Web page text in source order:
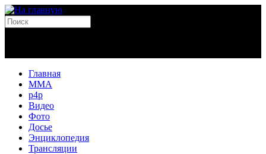
Главная
MMA
p4p
Видео
Фото
Досье
Энциклопедия
Трансляции